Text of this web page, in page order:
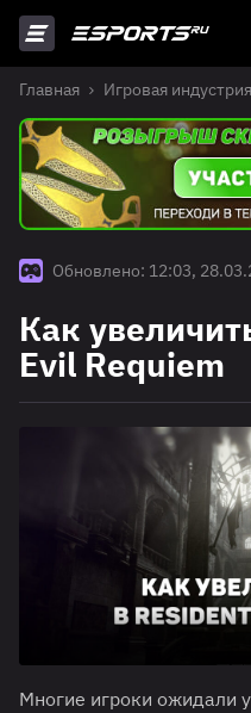
Главная Игровая индустрия
Обновлено: 12:03,
Как
Evil Requiem
Многие игроки ожидали